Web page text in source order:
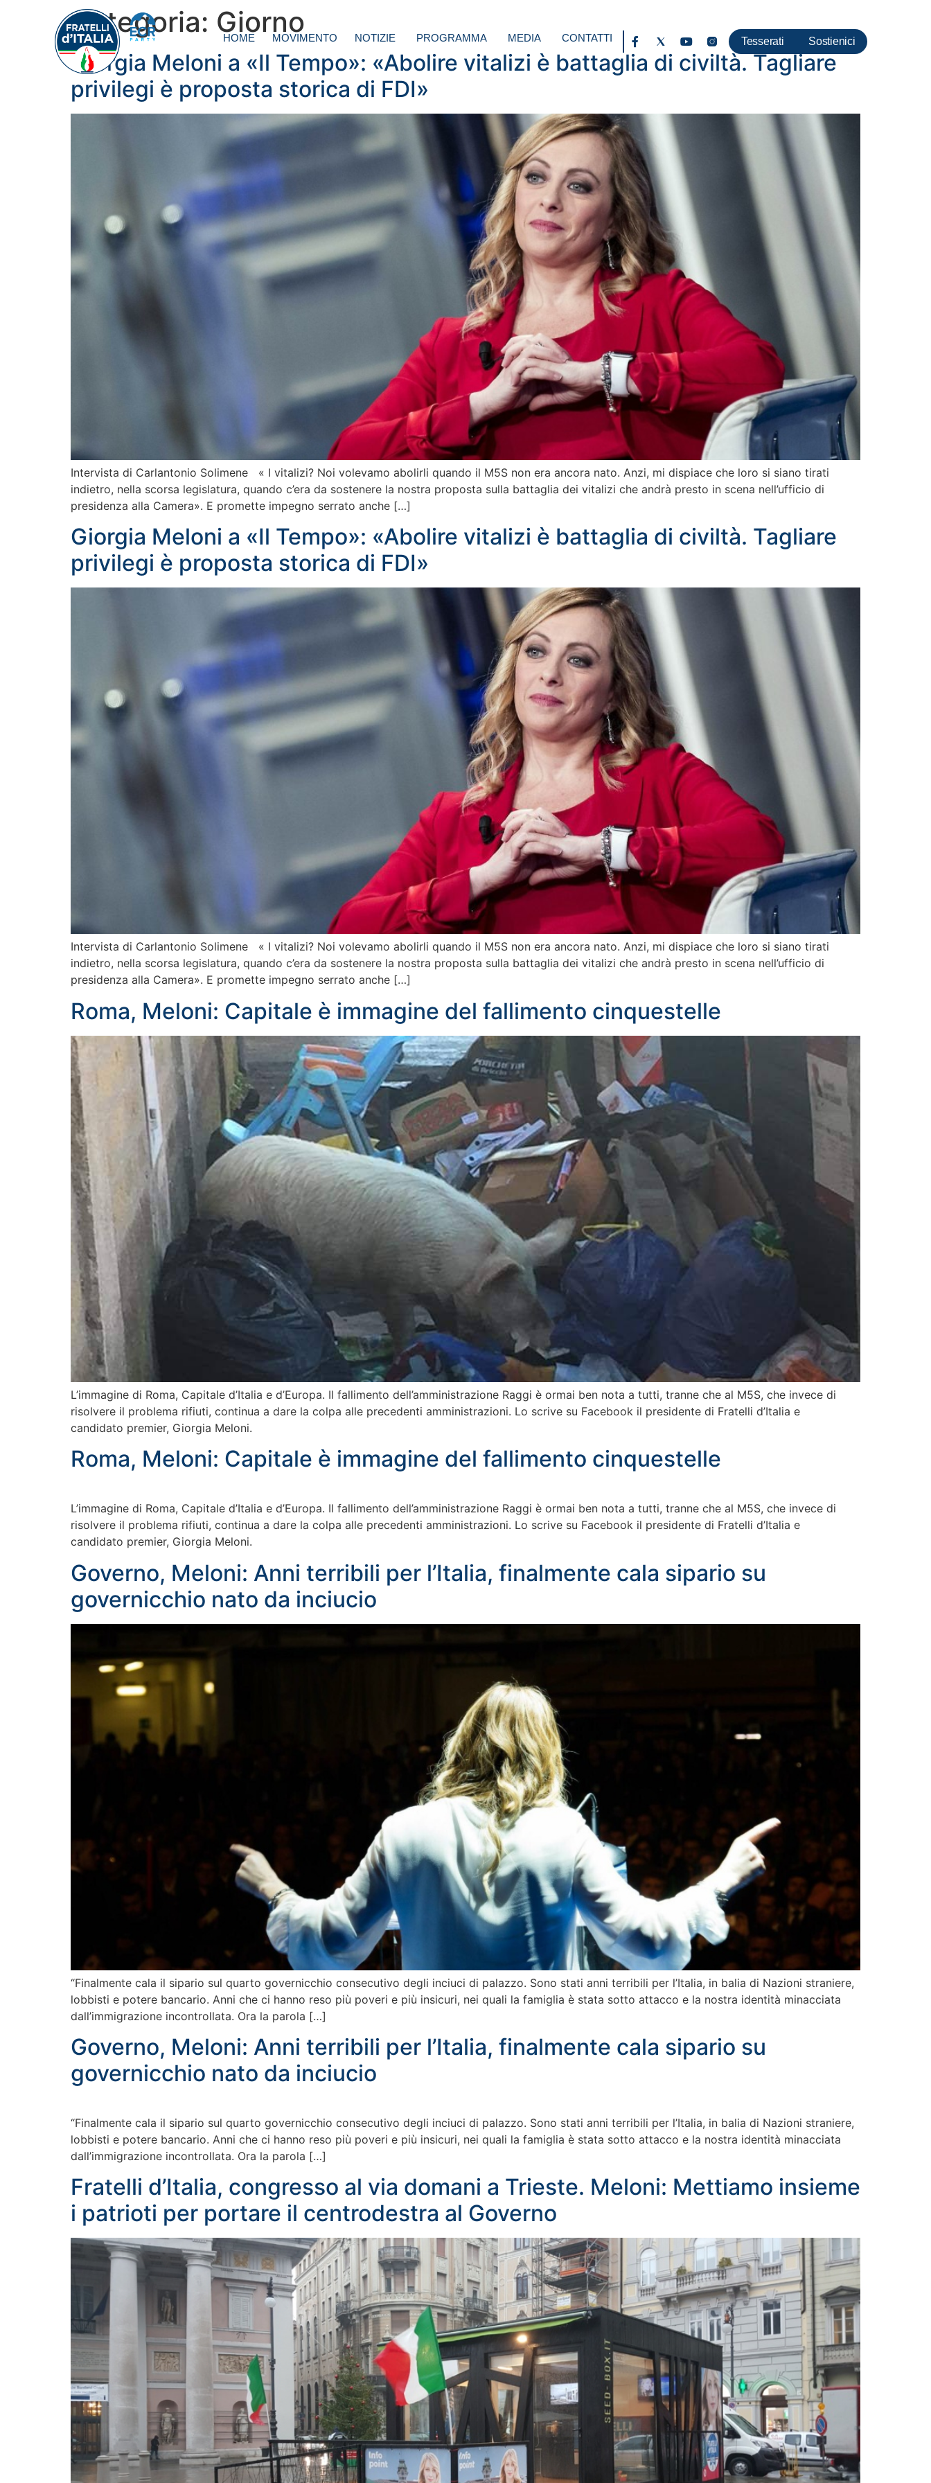
HOME MOVIMENTO NOTIZIE PROGRAMMA MEDIA CONTATTI Tesserati Sostienici
Categoria: Giorno
Giorgia Meloni a «Il Tempo»: «Abolire vitalizi è battaglia di civiltà. Tagliare
privilegi è proposta storica di FDI»
Intervista di Carlantonio Solimene « I vitalizi? Noi volevamo abolirli quando il M5S non era ancora nato. Anzi, mi dispiace che loro si siano tirati
indietro, nella scorsa legislatura, quando c’era da sostenere la nostra proposta sulla battaglia dei vitalizi che andrà presto in scena nell’ufficio di
presidenza alla Camera». E promette impegno serrato anche […]
Giorgia Meloni a «Il Tempo»: «Abolire vitalizi è battaglia di civiltà. Tagliare
privilegi è proposta storica di FDI»
Intervista di Carlantonio Solimene « I vitalizi? Noi volevamo abolirli quando il M5S non era ancora nato. Anzi, mi dispiace che loro si siano tirati
indietro, nella scorsa legislatura, quando c’era da sostenere la nostra proposta sulla battaglia dei vitalizi che andrà presto in scena nell’ufficio di
presidenza alla Camera». E promette impegno serrato anche […]
Roma, Meloni: Capitale è immagine del fallimento cinquestelle
L’immagine di Roma, Capitale d’Italia e d’Europa. Il fallimento dell’amministrazione Raggi è ormai ben nota a tutti, tranne che al M5S, che invece di
risolvere il problema rifiuti, continua a dare la colpa alle precedenti amministrazioni. Lo scrive su Facebook il presidente di Fratelli d’Italia e
candidato premier, Giorgia Meloni.
Roma, Meloni: Capitale è immagine del fallimento cinquestelle
L’immagine di Roma, Capitale d’Italia e d’Europa. Il fallimento dell’amministrazione Raggi è ormai ben nota a tutti, tranne che al M5S, che invece di
risolvere il problema rifiuti, continua a dare la colpa alle precedenti amministrazioni. Lo scrive su Facebook il presidente di Fratelli d’Italia e
candidato premier, Giorgia Meloni.
Governo, Meloni: Anni terribili per l’Italia, finalmente cala sipario su
governicchio nato da inciucio
“Finalmente cala il sipario sul quarto governicchio consecutivo degli inciuci di palazzo. Sono stati anni terribili per l’Italia, in balia di Nazioni straniere,
lobbisti e potere bancario. Anni che ci hanno reso più poveri e più insicuri, nei quali la famiglia è stata sotto attacco e la nostra identità minacciata
dall’immigrazione incontrollata. Ora la parola […]
Governo, Meloni: Anni terribili per l’Italia, finalmente cala sipario su
governicchio nato da inciucio
“Finalmente cala il sipario sul quarto governicchio consecutivo degli inciuci di palazzo. Sono stati anni terribili per l’Italia, in balia di Nazioni straniere,
lobbisti e potere bancario. Anni che ci hanno reso più poveri e più insicuri, nei quali la famiglia è stata sotto attacco e la nostra identità minacciata
dall’immigrazione incontrollata. Ora la parola […]
Fratelli d’Italia, congresso al via domani a Trieste. Meloni: Mettiamo insieme
i patrioti per portare il centrodestra al Governo